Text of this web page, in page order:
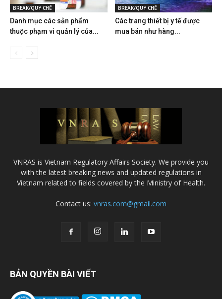
BREAK/QUY CHẾ
Danh mục các sản phẩm
thuộc phạm vi quản lý của...
BREAK/QUY CHẾ
Các trang thiết bị y tế được
mua bán như hàng...
VNRAS is Vietnam Regulatory Affairs Society. We provide you
with the latest breaking news and updated regulations in
Vietnam related to fields covered by the Ministry of Health.
Contact us: vnras.com@gmail.com
BẢN QUYỀN BÀI VIẾT